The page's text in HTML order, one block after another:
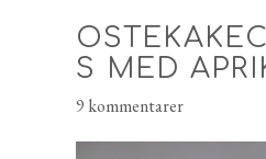
S MED
9 kommentarer